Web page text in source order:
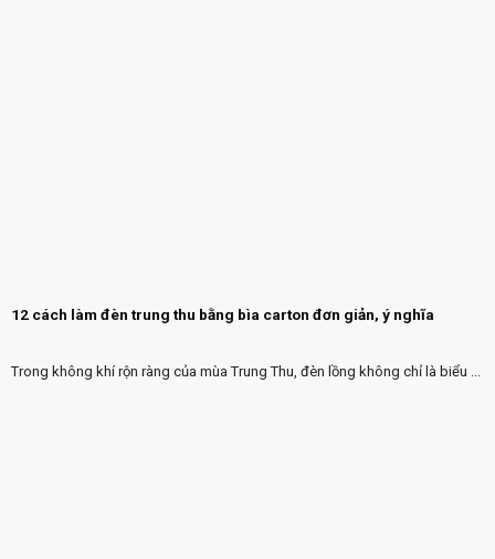
12 cách làm đèn trung thu bằng bìa carton đơn giản, ý nghĩa
Trong không khí rộn ràng của mùa Trung Thu, đèn lồng không chỉ là biểu ...